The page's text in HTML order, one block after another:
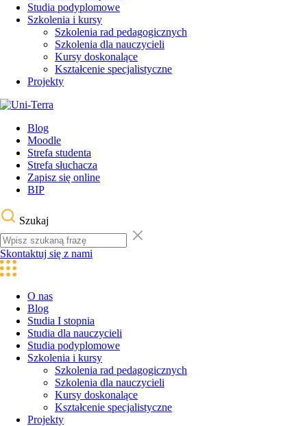
Studia podyplomowe
Szkolenia i kursy
Szkolenia rad pedagogicznych
Szkolenia dla nauczycieli
Kursy doskonalące
Kształcenie specjalistyczne
Projekty
Blog
Moodle
Strefa studenta
Strefa słuchacza
Zapisz się online
BIP
Szukaj
Skontaktuj się z nami
O nas
Blog
Studia I stopnia
Studia dla nauczycieli
Studia podyplomowe
Szkolenia i kursy
Szkolenia rad pedagogicznych
Szkolenia dla nauczycieli
Kursy doskonalące
Kształcenie specjalistyczne
Projekty